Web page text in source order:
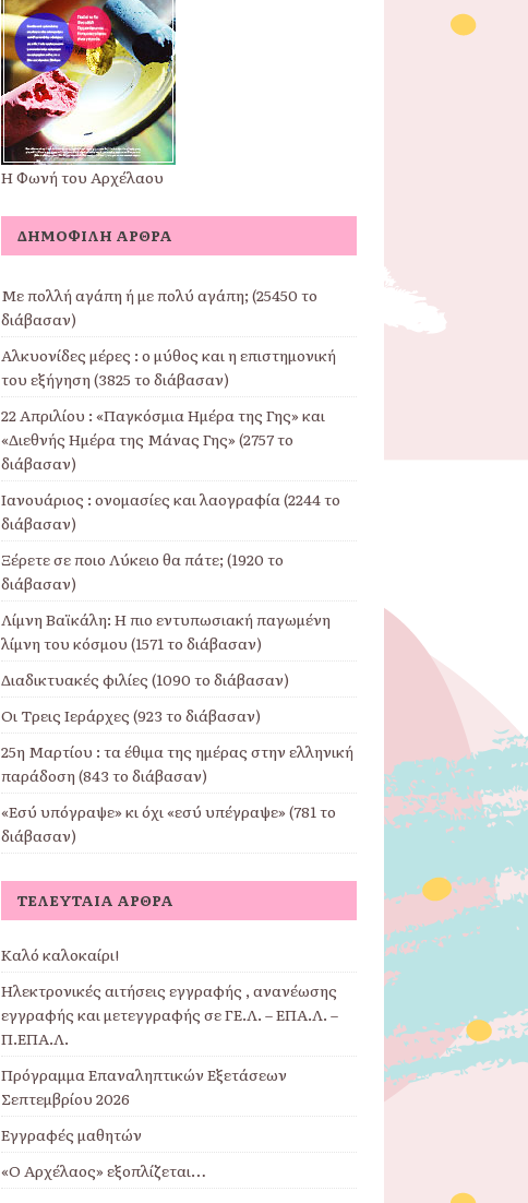
Η Φωνή του Αρχέλαου
ΔΗΜΟΦΙΛΉ ΆΡΘΡΑ
Με πολλή αγάπη ή με πολύ αγάπη; (25450 το
διάβασαν)
Αλκυονίδες μέρες : ο μύθος και η επιστημονική
του εξήγηση (3825 το διάβασαν)
22 Απριλίου : «Παγκόσμια Ημέρα της Γης» και
«Διεθνής Ημέρα της Μάνας Γης» (2757 το
διάβασαν)
Ιανουάριος : ονομασίες και λαογραφία (2244 το
διάβασαν)
Ξέρετε σε ποιο Λύκειο θα πάτε; (1920 το
διάβασαν)
Λίμνη Βαϊκάλη: Η πιο εντυπωσιακή παγωμένη
λίμνη του κόσμου (1571 το διάβασαν)
Διαδικτυακές φιλίες (1090 το διάβασαν)
Οι Τρεις Ιεράρχες (923 το διάβασαν)
25η Μαρτίου : τα έθιμα της ημέρας στην ελληνική
παράδοση (843 το διάβασαν)
«Εσύ υπόγραψε» κι όχι «εσύ υπέγραψε» (781 το
διάβασαν)
ΤΕΛΕΥΤΑΊΑ ΆΡΘΡΑ
Καλό καλοκαίρι!
Ηλεκτρονικές αιτήσεις εγγραφής , ανανέωσης
εγγραφής και μετεγγραφής σε ΓΕ.Λ. – ΕΠΑ.Λ. –
Π.ΕΠΑ.Λ.
Πρόγραμμα Επαναληπτικών Εξετάσεων
Σεπτεμβρίου 2026
Εγγραφές μαθητών
«Ο Αρχέλαος» εξοπλίζεται…